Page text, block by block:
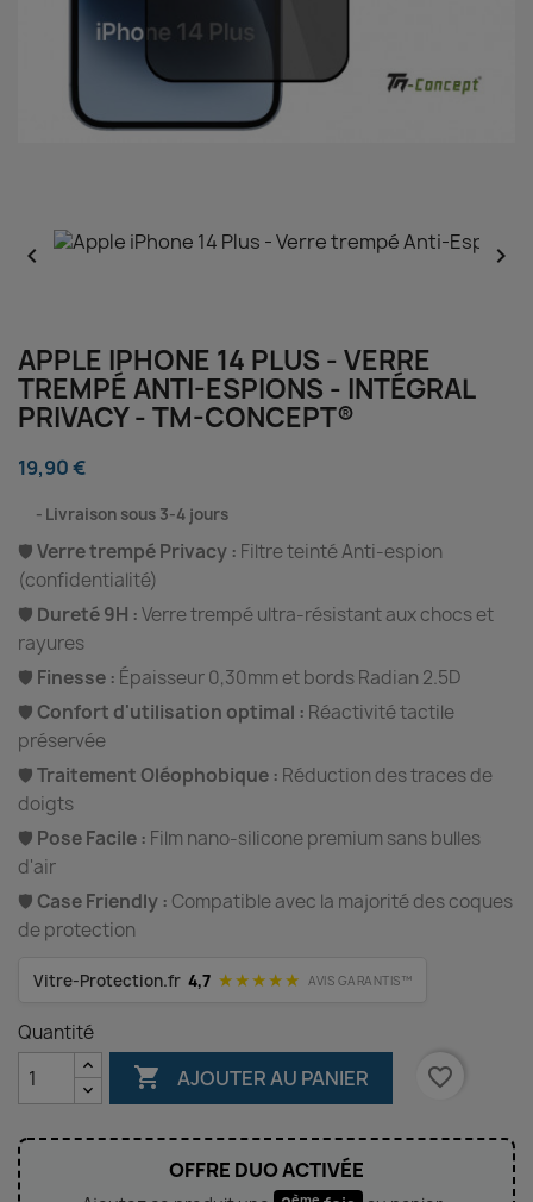
 
APPLE IPHONE 14 PLUS - VERRE
TREMPÉ ANTI-ESPIONS - INTÉGRAL
PRIVACY - TM-CONCEPT®
19,90 €
Livraison sous 3-4 jours
🛡️Verre trempé Privacy : Filtre teinté Anti-espion
(confidentialité)
🛡️ Dureté 9H :Verre trempé ultra-résistant aux chocs et
rayures
🛡️ Finesse : Épaisseur 0,30mm et bords Radian 2.5D
🛡️ Confort d'utilisation optimal : Réactivité tactile
préservée
🛡️Traitement Oléophobique : Réduction des traces de
doigts
🛡️ Pose Facile : Film nano-silicone premium sans bulles
d'air
🛡️ Case Friendly : Compatible avec la majorité des coques
de protection
Vitre-Protection.fr 4,7 ★★★★★ AVIS GARANTIS™
Quantité
 AJOUTER AU PANIER favorite_border
OFFRE DUO ACTIVÉE